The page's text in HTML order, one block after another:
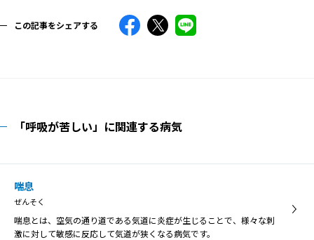
この記事をシェアする
「呼吸が苦しい」に関連する病気
喘息
ぜんそく
喘息とは、空気の通り道である気道に炎症が生じることで、様々な刺
激に対して敏感に反応して気道が狭くなる病気です。